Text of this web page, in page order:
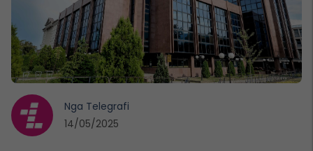
Nga Telegrafi
14/05/2025